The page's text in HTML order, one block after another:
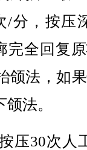
/分，按压
完全回复
颌法，如
法。
30次人